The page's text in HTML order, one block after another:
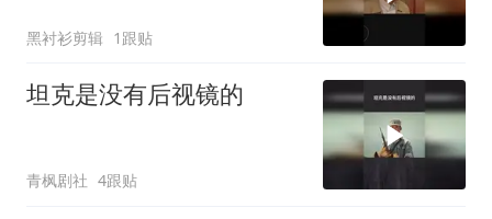
黑衬衫剪辑 1跟贴
坦克是没有后视镜的
青枫剧社 4跟贴